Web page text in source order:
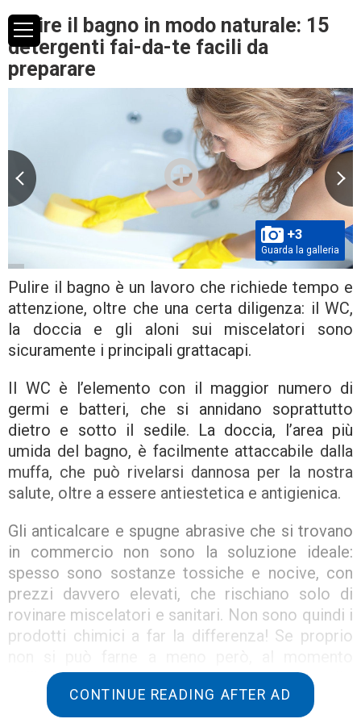
Pulire il bagno in modo naturale: 15
detergenti fai-da-te facili da
preparare
+3
Guarda la galleria
Pulire il bagno è un lavoro che richiede tempo e
attenzione, oltre che una certa diligenza: il WC,
la doccia e gli aloni sui miscelatori sono
sicuramente i principali grattacapi.
Il WC è l’elemento con il maggior numero di
germi e batteri, che si annidano soprattutto
dietro e sotto il sedile. La doccia, l’area più
umida del bagno, è facilmente attaccabile dalla
muffa, che può rivelarsi dannosa per la nostra
salute, oltre a essere antiestetica e antigienica.
Gli anticalcare e spugne abrasive che si trovano
in commercio non sono la soluzione ideale:
spesso sono sostanze tossiche e nocive, con
prezzi davvero elevati, che rischiano solo di
rovinare miscelatori e sanitari. Non sono quindi i
prodotti chimici a far la differenza! Se proprio
dell’acquisto, sarebbe sempre meglio
controllare gli ingredienti.
CONTINUE READING AFTER AD